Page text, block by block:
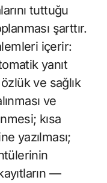
tuttuğu
şarttır.
içerir:
yanıt
ve sağlık
ve
kısa
yazılması;
—